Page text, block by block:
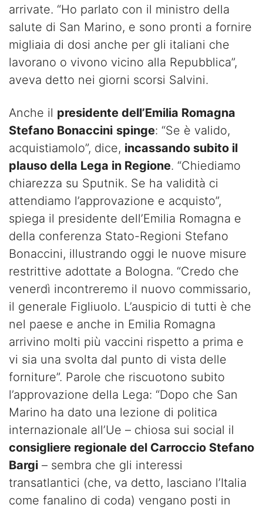
arrivate. “Ho parlato con il ministro della
salute di San Marino, e sono pronti a fornire
migliaia di dosi anche per gli italiani che
lavorano o vivono vicino alla Repubblica”,
aveva detto nei giorni scorsi Salvini.
Anche il presidente dell’Emilia Romagna
Stefano Bonaccini spinge: “Se è valido,
acquistiamolo”, dice, incassando subito il
plauso della Lega in Regione. “Chiediamo
chiarezza su Sputnik. Se ha validità ci
attendiamo l’approvazione e acquisto”,
spiega il presidente dell’Emilia Romagna e
della conferenza Stato-Regioni Stefano
Bonaccini, illustrando oggi le nuove misure
restrittive adottate a Bologna. “Credo che
venerdì incontreremo il nuovo commissario,
il generale Figliuolo. L’auspicio di tutti è che
nel paese e anche in Emilia Romagna
arrivino molti più vaccini rispetto a prima e
vi sia una svolta dal punto di vista delle
forniture”. Parole che riscuotono subito
l’approvazione della Lega: “Dopo che San
Marino ha dato una lezione di politica
internazionale all’Ue – chiosa sui social il
consigliere regionale del Carroccio Stefano
Bargi – sembra che gli interessi
transatlantici (che, va detto, lasciano l’Italia
come fanalino di coda) vengano posti in